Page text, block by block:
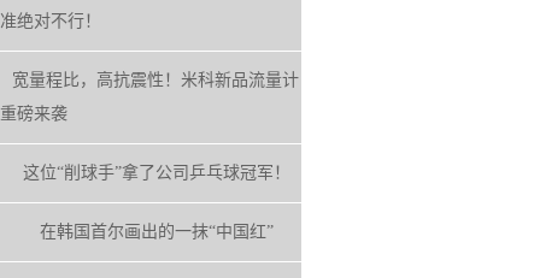
准绝对不行！
宽量程比，高抗震性！米科新品流量计
重磅来袭
这位“削球手”拿了公司乒乓球冠军！
在韩国首尔画出的一抹“中国红”